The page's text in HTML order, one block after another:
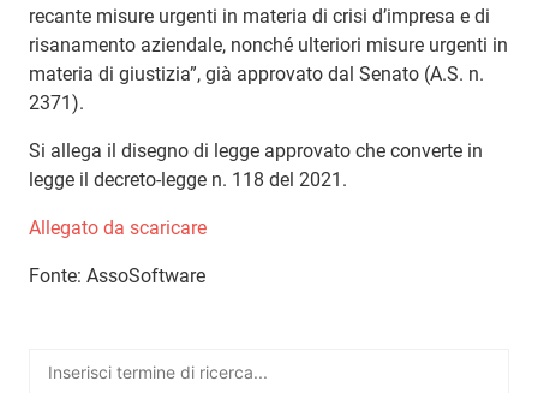
recante misure urgenti in materia di crisi d’impresa e di
risanamento aziendale, nonché ulteriori misure urgenti in
materia di giustizia”, già approvato dal Senato (A.S. n.
2371).
Si allega il disegno di legge approvato che converte in
legge il decreto-legge n. 118 del 2021.
Allegato da scaricare
Fonte: AssoSoftware
Ricerca